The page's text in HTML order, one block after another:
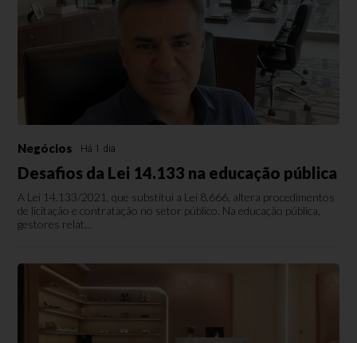
Negócios Há 1 dia
Desafios da Lei 14.133 na educação pública
A Lei 14.133/2021, que substitui a Lei 8.666, altera procedimentos
de licitação e contratação no setor público. Na educação pública,
gestores relat...